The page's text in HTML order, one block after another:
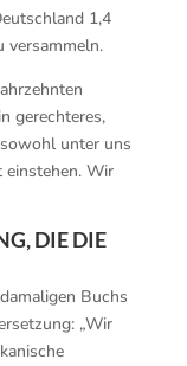
1,4
versammeln.
gerechteres,
unter uns
einstehen. Wir
DIE DIE
Buchs
„Wir